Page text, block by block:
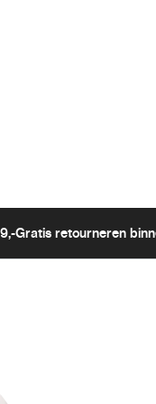
Gratis retourneren